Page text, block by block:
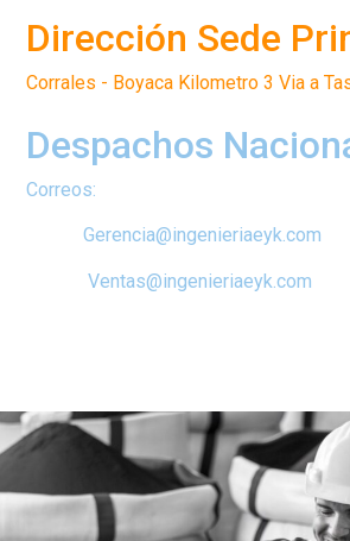
Dirección Sede
Corrales - Boyaca Kilometro 3 Via a
Despachos
Correos:
Gerencia@ingenieriaeyk.com
Ventas@ingenieriaeyk.com